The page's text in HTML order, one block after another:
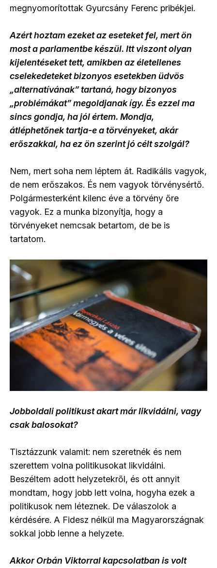
megnyomorítottak Gyurcsány Ferenc pribékjei.
Azért hoztam ezeket az eseteket fel, mert ön
most a parlamentbe készül. Itt viszont olyan
kijelentéseket tett, amikben az életellenes
cselekedeteket bizonyos esetekben üdvös
„alternatívának” tartaná, hogy bizonyos
„problémákat” megoldjanak így. És ezzel ma
sincs gondja, ha jól értem. Mondja,
átléphetőnek tartja-e a törvényeket, akár
erőszakkal, ha ez ön szerint jó célt szolgál?
Nem, mert soha nem léptem át. Radikális vagyok,
de nem erőszakos. És nem vagyok törvénysértő.
Polgármesterként kilenc éve a törvény őre
vagyok. Ez a munka bizonyítja, hogy a
törvényeket nemcsak betartom, de be is
tartatom.
Jobboldali politikust akart már likvidálni, vagy
csak balosokat?
Tisztázzunk valamit: nem szeretnék és nem
szerettem volna politikusokat likvidálni.
Beszéltem adott helyzetekről, és ott annyit
mondtam, hogy jobb lett volna, hogyha ezek a
politikusok nem léteznek. De válaszolok a
kérdésére. A Fidesz nélkül ma Magyarországnak
sokkal jobb lenne a helyzete.
Akkor Orbán Viktorral kapcsolatban is volt